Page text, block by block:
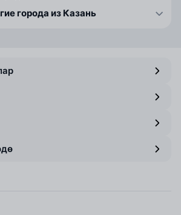
города из Казань